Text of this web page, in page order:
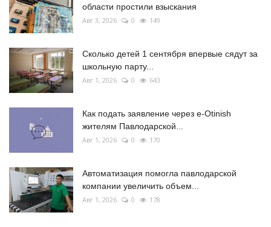
области простили взыскания
Авг 3, 2026 0 149
Сколько детей 1 сентября впервые сядут за
школьную парту...
Авг 1, 2026 0 643
Как подать заявление через e-Otinish
жителям Павлодарской...
Авг 1, 2026 0 170
Автоматизация помогла павлодарской
компании увеличить объем...
Авг 1, 2026 0 178